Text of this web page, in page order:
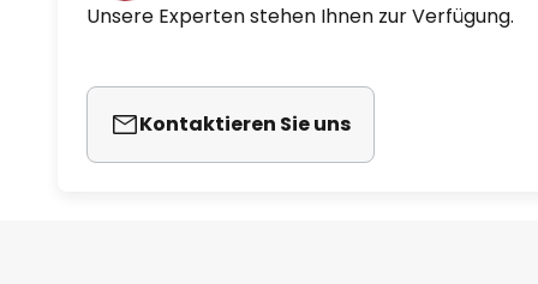
Unsere Experten stehen Ihnen zur Verfügung.
Kontaktieren Sie uns